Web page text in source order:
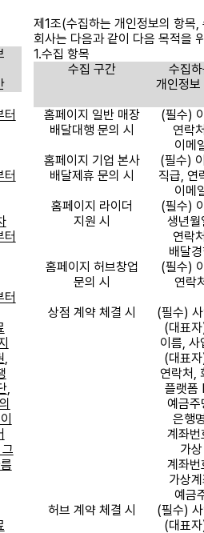
터
터
터
터
,
,
제1조(수집하는 개인정보의 항목,
회사는 다음과 같이 다음 목적을
1.수집 항목
수집 구간
수집
개인정보
홈페이지 일반 매장
배달대행 문의 시
(필수)
연락처
이메
홈페이지 기업 본사
배달제휴 문의 시
(필수)
직급, 연
이메
홈페이지 라이더
지원 시
(필수)
생년월
연락처
배달
홈페이지 허브창업
문의 시
(필수)
연락
상점 계약 체결 시
(필수)
(대표자
이름, 사
(대표자
연락처 ,
플랫폼
예금주
은행명
계좌번
가상
계좌번
가상
예금
허브 계약 체결 시 (필수)
(대표자